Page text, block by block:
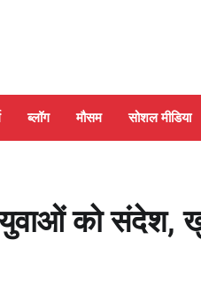
ब्लॉग मौसम सोशल मीडिया
को संदेश,